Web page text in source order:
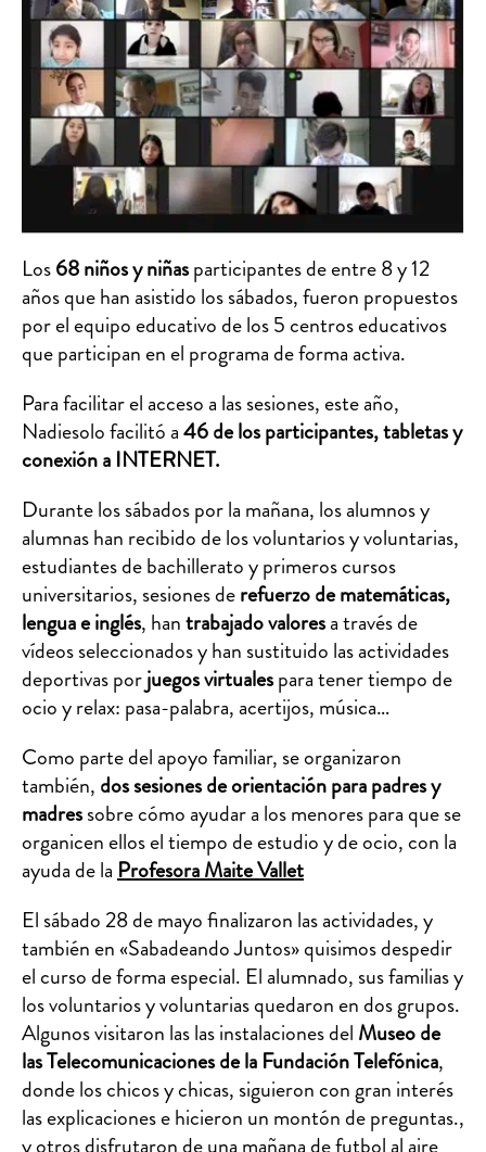
Los68 niños y niñasparticipantes de entre 8 y 12
años que han asistido los sábados, fueron propuestos
por el equipo educativo de los 5 centros educativos
que participan en el programa de forma activa.
Para facilitar el acceso a las sesiones, este año,
Nadiesolo facilitó a46 de los participantes, tabletas y
conexión a INTERNET.
Durante los sábados por la mañana, los alumnos y
alumnas han recibido de los voluntarios y voluntarias,
estudiantes de bachillerato y primeros cursos
universitarios, sesiones derefuerzo de matemáticas,
lengua e inglés, hantrabajado valoresa través de
vídeos seleccionados y han sustituido las actividades
deportivas porjuegos virtualespara tener tiempo de
ocio y relax: pasa-palabra, acertijos, música…
Como parte del apoyo familiar, se organizaron
también, dos sesiones de orientación para padres y
madressobre cómo ayudar a los menores para que se
organicen ellos el tiempo de estudio y de ocio, con la
ayuda de laProfesora Maite Vallet
El sábado 28 de mayo finalizaron las actividades, y
también en «Sabadeando Juntos» quisimos despedir
el curso de forma especial. El alumnado, sus familias y
los voluntarios y voluntarias quedaron en dos grupos.
Algunos visitaron las las instalaciones del Museo de
las Telecomunicaciones de la Fundación Telefónica,
donde los chicos y chicas, siguieron con gran interés
las explicaciones e hicieron un montón de preguntas.,